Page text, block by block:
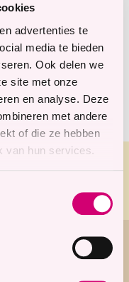
advertenties te
media te bieden
Ook delen we
site met onze
en analyse. Deze
met andere
of die ze hebben
van hun services.
tot